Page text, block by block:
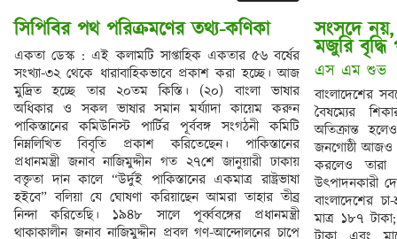
সিপিবির পথ পরিক্রমণের তথ্য-কণিকা
একতা ডেস্ক : এই কলামটি সাপ্তাহিক একতার ৫৬ বর্ষের
সংখ্যা-৩২ থেকে ধারাবাহিকভাবে প্রকাশ করা হচ্ছে। আজ
মুদ্রিত হচ্ছে তার ২০তম কিস্তি। (২০) বাংলা ভাষার
অধিকার ও সকল ভাষার সমান মর্য্যাদা কায়েম করুন
পাকিস্তানের কমিউনিস্ট পার্টির পূর্ববঙ্গ সংগঠনী কমিটি
নিম্নলিখিত বিবৃতি প্রকাশ করিতেছেন। পাকিস্তানের
প্রধানমন্ত্রী জনাব নাজিমুদ্দীন গত ২৭শে জানুয়ারী ঢাকায়
বক্তৃতা দান কালে “উর্দুই পাকিস্তানের একমাত্র রাষ্ট্রভাষা
হইবে” বলিয়া যে ঘোষণা করিয়াছেন আমরা তাহার তীব্র
নিন্দা করিতেছি। ১৯৪৮ সালে পূর্ব্ববঙ্গের প্রধানমন্ত্রী
থাকাকালীন জনাব নাজিমুদ্দীন প্রবল গণ-আন্দোলনের চাপে
সংসদে নয়,
এস এম শুভ
বাংলাদেশের
বৈষম্যের
অতিক্রান্ত
জনগোষ্ঠী আজও
করলেও তারা
উৎপাদনকারী
বাংলাদেশের
মাত্র ১৮৭